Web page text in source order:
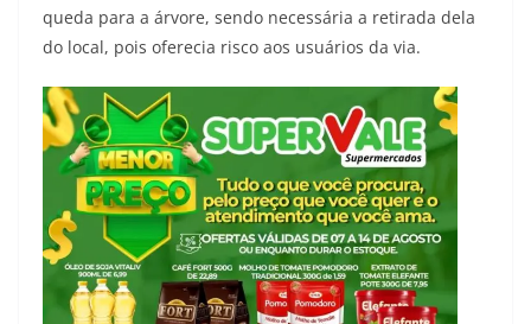
queda para a árvore, sendo necessária a retirada dela
do local, pois oferecia risco aos usuários da via.